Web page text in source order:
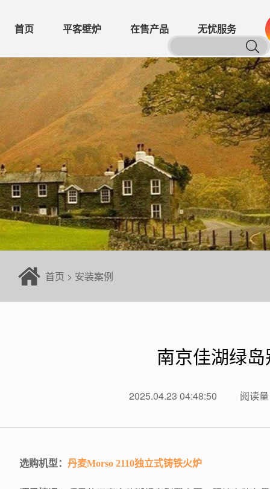
首页 平客壁炉 在售产品 无忧服务
首页 > 安装案例
南京佳湖绿
2025.04.23 04:48:50 阅读
选购机型： 丹麦Morso 2110独立式铸铁火炉